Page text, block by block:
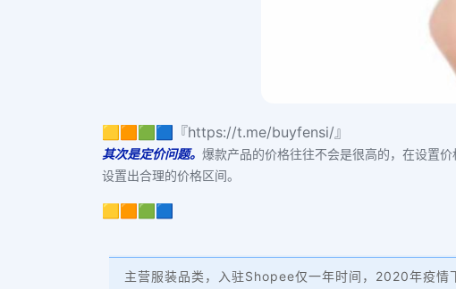
🟨🟧🟩🟦『https://t.me/buyfensi/』
其次是定价问题。 爆款产品的价格往往不会是很高的，在设置
设置出合理的价格区间。
🟨🟧🟩🟦
主营服装品类，入驻Shopee仅一年时间，2020年疫情